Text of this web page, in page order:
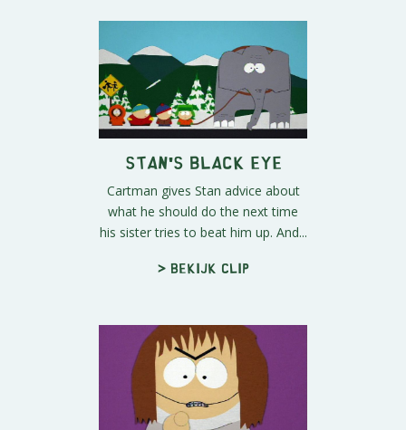
Stan's Black Eye
Cartman gives Stan advice about
what he should do the next time
his sister tries to beat him up. And...
> Bekijk clip